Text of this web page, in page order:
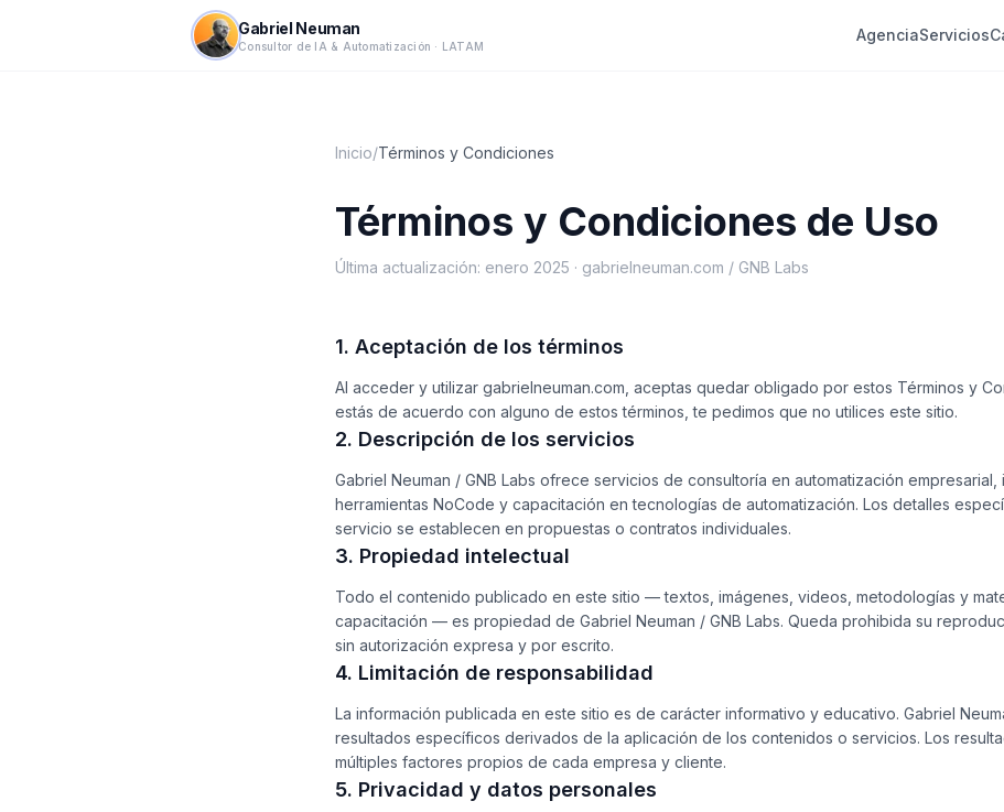
Gabriel Neuman
Consultor de IA & Automatización · LATAM
AgenciaServicios
Inicio/Términos y Condiciones
Términos y Condiciones de Uso
Última actualización: enero 2025 · gabrielneuman.com / GNB Labs
1. Aceptación de los términos
Al acceder y utilizar gabrielneuman.com, aceptas quedar obligado por estos Términos y
estás de acuerdo con alguno de estos términos, te pedimos que no utilices este sitio.
2. Descripción de los servicios
Gabriel Neuman / GNB Labs ofrece servicios de consultoría en automatización empresarial,
herramientas NoCode y capacitación en tecnologías de automatización. Los detalles
servicio se establecen en propuestas o contratos individuales.
3. Propiedad intelectual
Todo el contenido publicado en este sitio — textos, imágenes, videos, metodologías y
capacitación — es propiedad de Gabriel Neuman / GNB Labs. Queda prohibida su
sin autorización expresa y por escrito.
4. Limitación de responsabilidad
La información publicada en este sitio es de carácter informativo y educativo. Gabriel
resultados específicos derivados de la aplicación de los contenidos o servicios. Los
múltiples factores propios de cada empresa y cliente.
5. Privacidad y datos personales